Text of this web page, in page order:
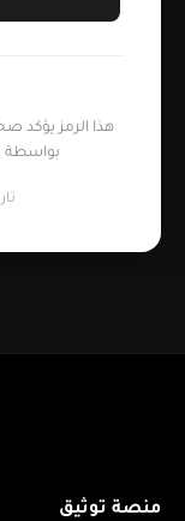
هذا الرمز
بواسطة
منصة توثيق